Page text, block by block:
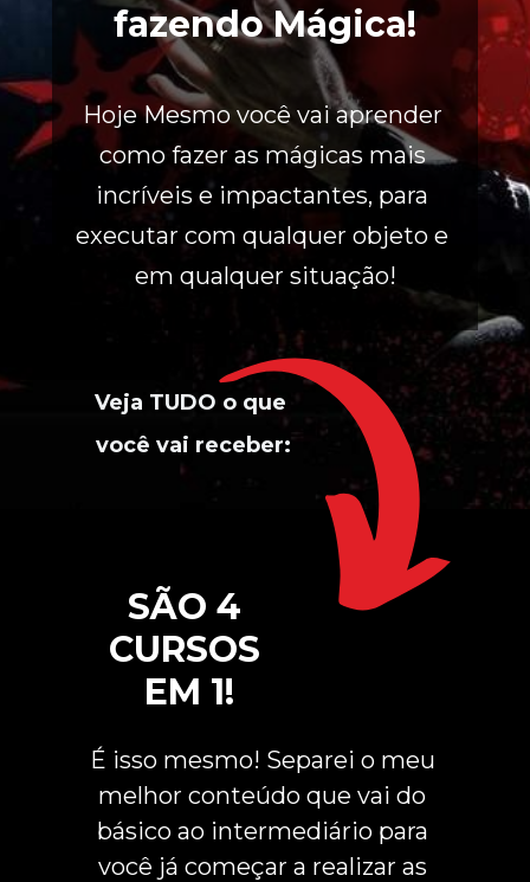
fazendo Mágica!
Hoje Mesmo você vai aprender
como fazer as mágicas mais
incríveis e impactantes, para
executar com qualquer objeto e
em qualquer situação!
Veja TUDO o que
você vai receber:
SÃO 4
CURSOS
EM 1!
É isso mesmo! Separei o meu
melhor conteúdo que vai do
básico ao intermediário para
você já começar a realizar as